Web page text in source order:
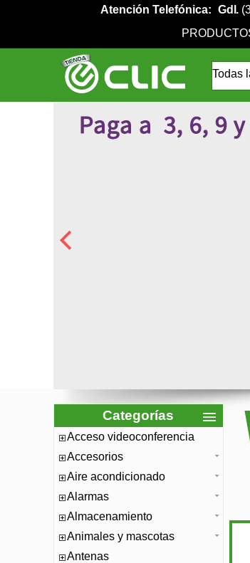
Atención Telefónica: Gdl.
Categorías
Acceso videoconferencia
Accesorios
Aire acondicionado
Alarmas
Almacenamiento
Animales y mascotas
Antenas